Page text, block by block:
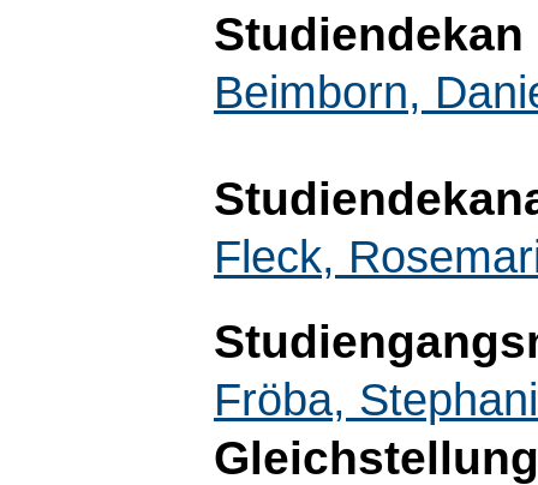
Studiendekan
Beimborn,
Fleck,
Fröba,